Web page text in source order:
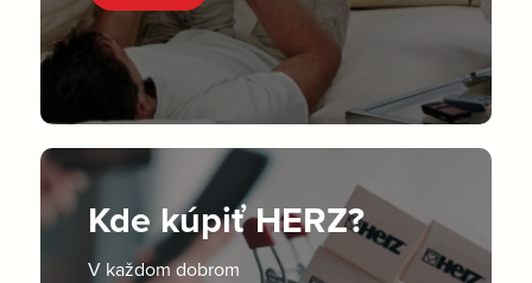
Kde kúpiť HERZ?
V každom dobrom